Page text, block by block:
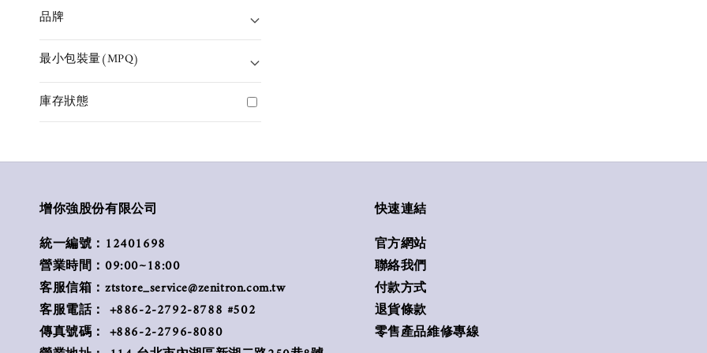
品牌
最小包裝量(MPQ)
庫存狀態
增你強股份有限公司
統一編號：12401698
營業時間：09:00~18:00
客服信箱：ztstore_service@zenitron.com.tw
客服電話： +886-2-2792-8788 #502
傳真號碼： +886-2-2796-8080
快速連結
官方網站
聯絡我們
付款方式
退貨條款
零售產品維修專線